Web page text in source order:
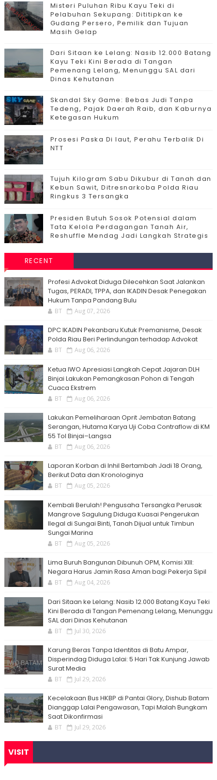
Misteri Puluhan Ribu Kayu Teki di
Pelabuhan Sekupang: Dititipkan ke
Gudang Persero, Pemilik dan Tujuan
Masih Gelap
Dari Sitaan ke Lelang: Nasib 12.000 Batang
Kayu Teki Kini Berada di Tangan
Pemenang Lelang, Menunggu SAL dari
Dinas Kehutanan
Skandal Sky Game: Bebas Judi Tanpa
Tedeng, Pajak Daerah Raib, dan Kaburnya
Ketegasan Hukum
Prosesi Paska Di laut, Perahu Terbalik Di
NTT
Tujuh Kilogram Sabu Dikubur di Tanah dan
Kebun Sawit, Ditresnarkoba Polda Riau
Ringkus 3 Tersangka
Presiden Butuh Sosok Potensial dalam
Tata Kelola Perdagangan Tanah Air,
Reshuffle Mendag Jadi Langkah Strategis
RECENT
Profesi Advokat Diduga Dilecehkan Saat Jalankan
Tugas, PERADI, TPPA, dan IKADIN Desak Penegakan
Hukum Tanpa Pandang Bulu
BT Aug 07, 2026
DPC IKADIN Pekanbaru Kutuk Premanisme, Desak
Polda Riau Beri Perlindungan terhadap Advokat
BT Aug 06, 2026
Ketua IWO Apresiasi Langkah Cepat Jajaran DLH
Binjai Lakukan Pemangkasan Pohon di Tengah
Cuaca Ekstrem
BT Aug 06, 2026
Lakukan Pemeliharaan Oprit Jembatan Batang
Serangan, Hutama Karya Uji Coba Contraflow di KM
55 Tol Binjai–Langsa
BT Aug 06, 2026
Laporan Korban di Inhil Bertambah Jadi 18 Orang,
Berikut Data dan Kronologinya
BT Aug 05, 2026
Kembali Berulah! Pengusaha Tersangka Perusak
Mangrove Sagulung Diduga Kuasai Pengerukan
Ilegal di Sungai Binti, Tanah Dijual untuk Timbun
Sungai Marina
BT Aug 05, 2026
Lima Buruh Bangunan Dibunuh OPM, Komisi XIII:
Negara Harus Jamin Rasa Aman bagi Pekerja Sipil
BT Aug 04, 2026
Dari Sitaan ke Lelang: Nasib 12.000 Batang Kayu Teki
Kini Berada di Tangan Pemenang Lelang, Menunggu
SAL dari Dinas Kehutanan
BT Jul 30, 2026
Karung Beras Tanpa Identitas di Batu Ampar,
Disperindag Diduga Lalai: 5 Hari Tak Kunjung Jawab
Surat Media
BT Jul 29, 2026
Kecelakaan Bus HKBP di Pantai Glory, Dishub Batam
Dianggap Lalai Pengawasan, Tapi Malah Bungkam
Saat Dikonfirmasi
BT Jul 29, 2026
VISIT